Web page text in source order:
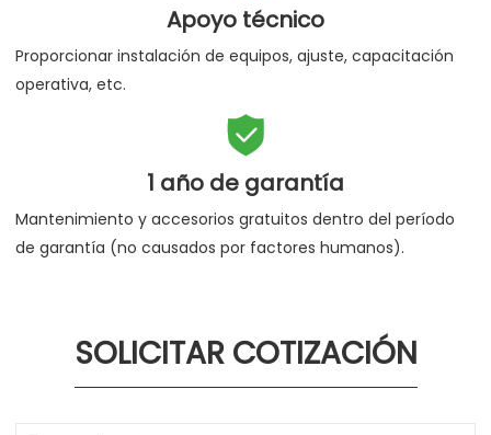
Apoyo técnico
Proporcionar instalación de equipos, ajuste, capacitación
operativa, etc.

1 año de garantía
Mantenimiento y accesorios gratuitos dentro del período
de garantía (no causados por factores humanos).
SOLICITAR COTIZACIÓN